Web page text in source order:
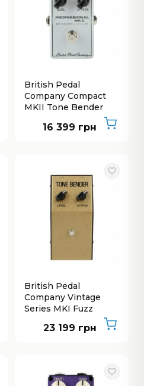
British Pedal
Company Compact
MKII Tone Bender
16 399 грн
British Pedal
Company Vintage
Series MKI Fuzz
23 199 грн